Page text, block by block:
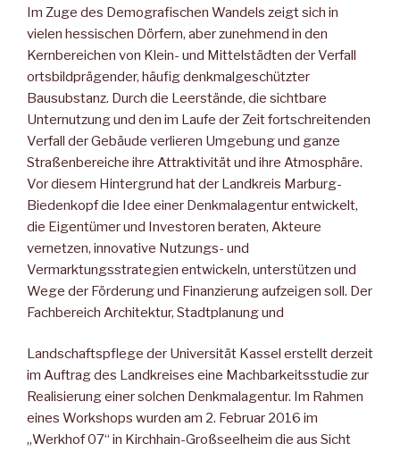
Im Zuge des Demografischen Wandels zeigt sich in
vielen hessischen Dörfern, aber zunehmend in den
Kernbereichen von Klein- und Mittelstädten der Verfall
ortsbildprägender, häufig denkmalgeschützter
Bausubstanz. Durch die Leerstände, die sichtbare
Unternutzung und den im Laufe der Zeit fortschreitenden
Verfall der Gebäude verlieren Umgebung und ganze
Straßenbereiche ihre Attraktivität und ihre Atmosphäre.
Vor diesem Hintergrund hat der Landkreis Marburg-
Biedenkopf die Idee einer Denkmalagentur entwickelt,
die Eigentümer und Investoren beraten, Akteure
vernetzen, innovative Nutzungs- und
Vermarktungsstrategien entwickeln, unterstützen und
Wege der Förderung und Finanzierung aufzeigen soll. Der
Fachbereich Architektur, Stadtplanung und
Landschaftspflege der Universität Kassel erstellt derzeit
im Auftrag des Landkreises eine Machbarkeitsstudie zur
Realisierung einer solchen Denkmalagentur. Im Rahmen
eines Workshops wurden am 2. Februar 2016 im
„Werkhof 07“ in Kirchhain-Großseelheim die aus Sicht